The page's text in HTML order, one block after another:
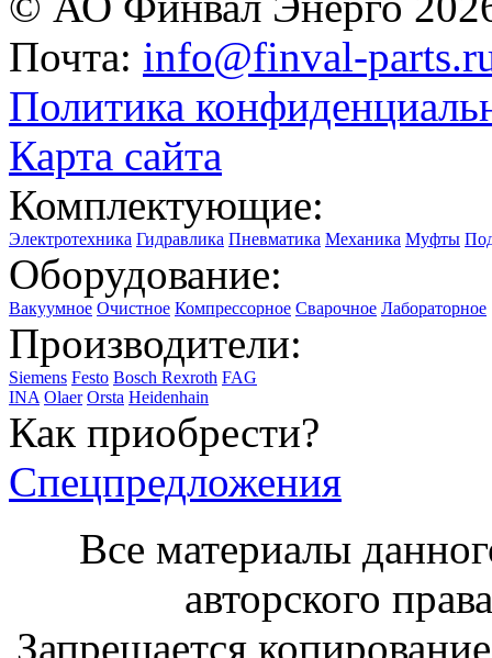
Почта: info@finval-
Политика
Карта сайта
Комплектующие:
Электротехника Гидравлика Пневматика Механика Муфты
Оборудование:
Вакуумное Очистное Компрессорное Сварочное Лабораторное
Производители:
Siemens Festo Bosch Rexroth FAG
INA Olaer Orsta Heidenhain
Как приобрести?
Спецпредложения
Все материалы
авторского
Запрещается